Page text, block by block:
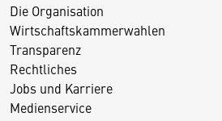
Die Organisation
Wirtschaftskammerwahlen
Transparenz
Rechtliches
Jobs und Karriere
Medienservice